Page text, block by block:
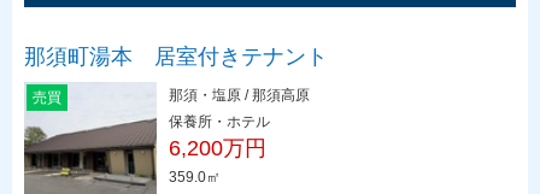
那須町湯本 居室付きテナント
売買
那須・塩原 / 那須高原
保養所・ホテル
6,200万円
359.0㎡